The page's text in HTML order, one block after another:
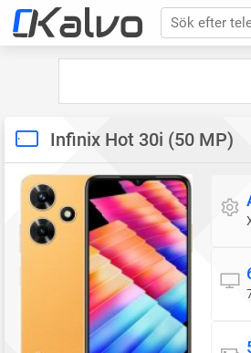
Sök efter
Infinix Hot 30i (50 MP)